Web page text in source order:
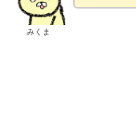
みくま